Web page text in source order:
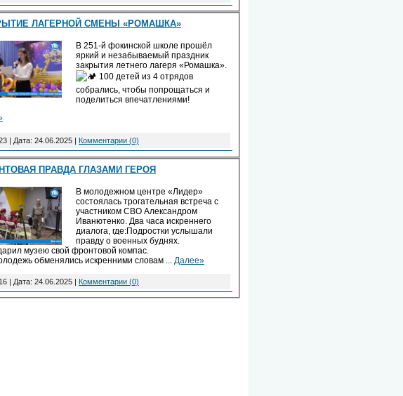
ЛАГЕРНОЙ СМЕНЫ «РОМАШКА»
В 251-й фокинской школе прошёл
яркий и незабываемый праздник
закрытия летнего лагеря «Ромашка».
100 детей из 4 отрядов
собрались, чтобы попрощаться и
поделиться впечатлениями!
| Дата: 24.06.2025 Комментарии (0)
ПРАВДА ГЛАЗАМИ ГЕРОЯ
В молодежном центре «Лидер»
состоялась трогательная встреча с
участником СВО Александром
Иванютенко. Два часа искреннего
диалога, где:Подростки услышали
правду о военных буднях.
музею свой фронтовой компас.
обменялись искренними словам ... Далее»
| Дата: 24.06.2025 | Комментарии (0)